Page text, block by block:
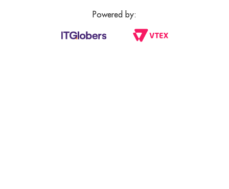
Powered by: